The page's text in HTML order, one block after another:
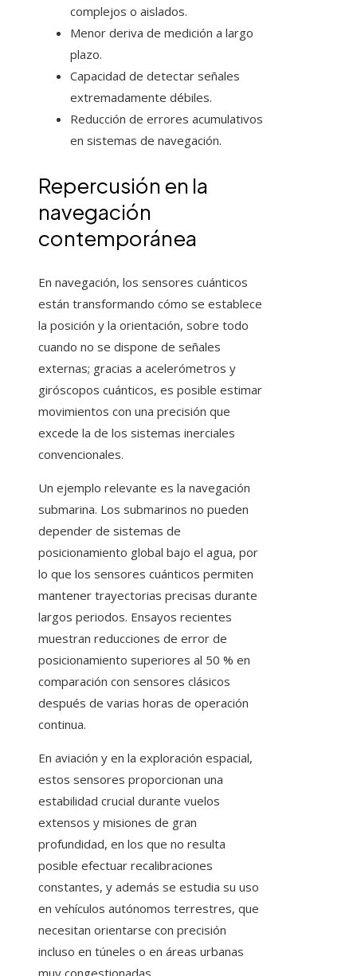
complejos o aislados.
Menor deriva de medición a largo
plazo.
Capacidad de detectar señales
extremadamente débiles.
Reducción de errores acumulativos
en sistemas de navegación.
Repercusión en la
navegación
contemporánea
En navegación, los sensores cuánticos
están transformando cómo se establece
la posición y la orientación, sobre todo
cuando no se dispone de señales
externas; gracias a acelerómetros y
giróscopos cuánticos, es posible estimar
movimientos con una precisión que
excede la de los sistemas inerciales
convencionales.
Un ejemplo relevante es la navegación
submarina. Los submarinos no pueden
depender de sistemas de
posicionamiento global bajo el agua, por
lo que los sensores cuánticos permiten
mantener trayectorias precisas durante
largos periodos. Ensayos recientes
muestran reducciones de error de
posicionamiento superiores al 50 % en
comparación con sensores clásicos
después de varias horas de operación
continua.
En aviación y en la exploración espacial,
estos sensores proporcionan una
estabilidad crucial durante vuelos
extensos y misiones de gran
profundidad, en los que no resulta
posible efectuar recalibraciones
constantes, y además se estudia su uso
en vehículos autónomos terrestres, que
necesitan orientarse con precisión
incluso en túneles o en áreas urbanas